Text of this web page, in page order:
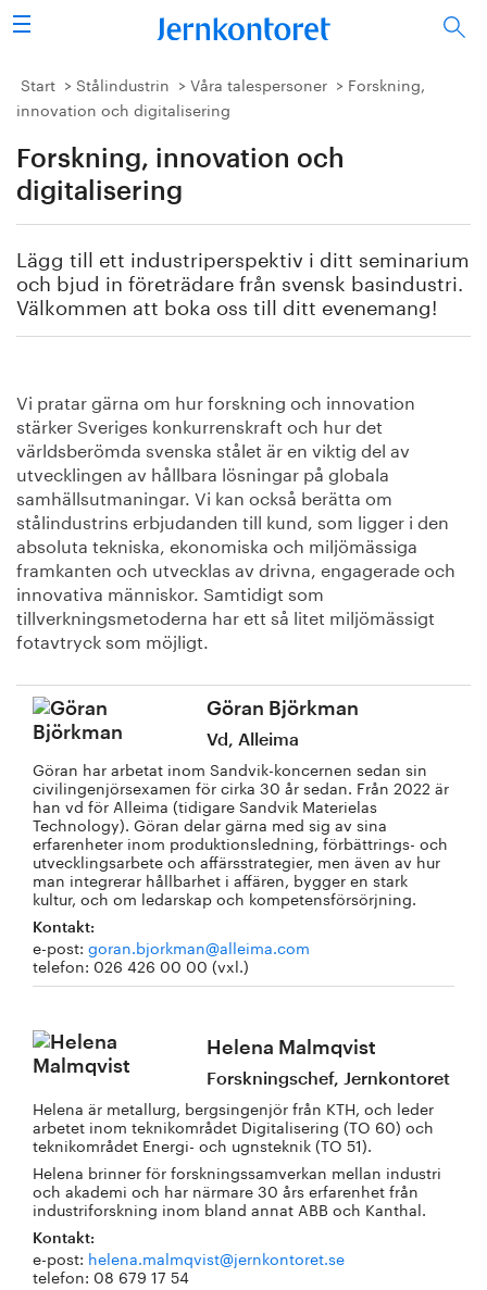
Sök
Stålindustrin
Forskning/utbildning
Energi/miljö
Vi tycker
Bildbank
Om oss
Start Stålindustrin Våra talespersoner
Forskning,
innovation och digitalisering
Forskning, innovation och
digitalisering
Lägg till ett industriperspektiv i ditt seminarium
och bjud in företrädare från svensk basindustri.
Välkommen att boka oss till ditt evenemang!
Vi pratar gärna om hur forskning och innovation
stärker Sveriges konkurrenskraft och hur det
världsberömda svenska stålet är en viktig del av
utvecklingen av hållbara lösningar på globala
samhällsutmaningar. Vi kan också berätta om
stålindustrins erbjudanden till kund, som ligger i den
absoluta tekniska, ekonomiska och miljömässiga
framkanten och utvecklas av drivna, engagerade och
innovativa människor. Samtidigt som
tillverkningsmetoderna har ett så litet miljömässigt
fotavtryck som möjligt.
Göran Björkman
Vd, Alleima
Göran har arbetat inom Sandvik-koncernen sedan sin
civilingenjörsexamen för cirka 30 år sedan. Från 2022 är
han vd för Alleima (tidigare Sandvik Materielas
Technology). Göran delar gärna med sig av sina
erfarenheter inom produktionsledning, förbättrings- och
utvecklingsarbete och affärsstrategier, men även av hur
man integrerar hållbarhet i affären, bygger en stark
kultur, och om ledarskap och kompetensförsörjning.
Kontakt:
e-post: goran.bjorkman@alleima.com
telefon: 026 426 00 00 (vxl.)
Helena Malmqvist
Forskningschef, Jernkontoret
Helena är metallurg, bergsingenjör från KTH, och leder
arbetet inom teknikområdet Digitalisering (TO 60) och
teknikområdet Energi- och ugnsteknik (TO 51).
Helena brinner för forskningssamverkan mellan industri
och akademi och har närmare 30 års erfarenhet från
industriforskning inom bland annat ABB och Kanthal.
Kontakt:
e-post: helena.malmqvist@jernkontoret.se
telefon: 08 679 17 54